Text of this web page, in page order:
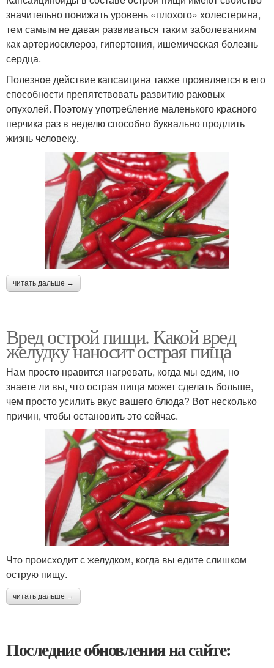
значительно понижать уровень «плохого» холестерина,
тем самым не давая развиваться таким заболеваниям
как артериосклероз, гипертония, ишемическая болезнь
сердца.
Полезное действие капсаицина также проявляется в его
способности препятствовать развитию раковых
опухолей. Поэтому употребление маленького красного
перчика раз в неделю способно буквально продлить
жизнь человеку.
читать дальше →
Вред острой пищи. Какой вред
желудку наносит острая пища
Нам просто нравится нагревать, когда мы едим, но
знаете ли вы, что острая пища может сделать больше,
чем просто усилить вкус вашего блюда? Вот несколько
причин, чтобы остановить это сейчас.
Что происходит с желудком, когда вы едите слишком
острую пищу.
читать дальше →
Последние обновления на сайте: